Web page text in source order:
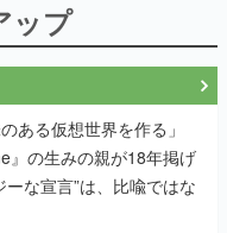
ップ
ある仮想世界を作る」
』の生みの親が18年掲げ
ーな宣言”は、比喩ではな